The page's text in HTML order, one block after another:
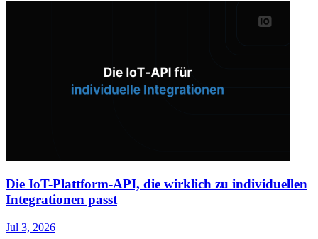
Die IoT-Plattform-API, die wirklich zu individuellen
Integrationen passt
Jul 3, 2026